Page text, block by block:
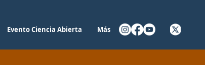
Evento Ciencia Abierta Más